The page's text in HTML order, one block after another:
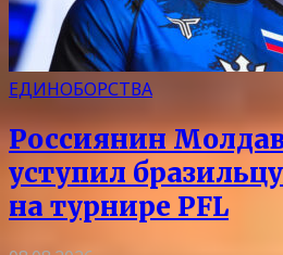
ЕДИНОБОРСТВА
Россиянин
уступил
на турнире PFL